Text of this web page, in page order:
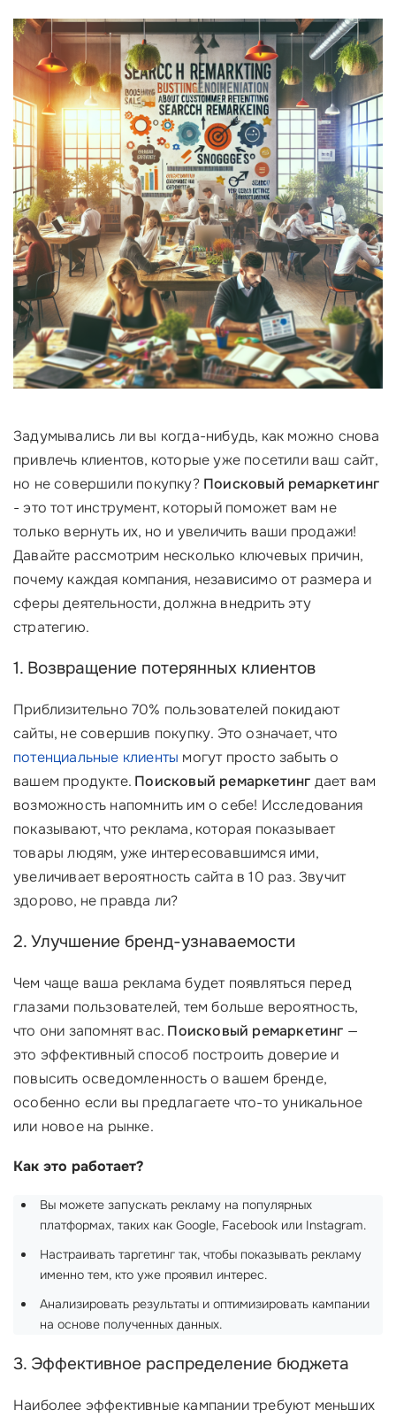
Задумывались ли вы когда-нибудь, как можно снова
привлечь клиентов, которые уже посетили ваш сайт,
но не совершили покупку? Поисковый ремаркетинг
- это тот инструмент, который поможет вам не
только вернуть их, но и увеличить ваши продажи!
Давайте рассмотрим несколько ключевых причин,
почему каждая компания, независимо от размера и
сферы деятельности, должна внедрить эту
стратегию.
1. Возвращение потерянных клиентов
Приблизительно 70% пользователей покидают
сайты, не совершив покупку. Это означает, что
потенциальные клиенты могут просто забыть о
вашем продукте. Поисковый ремаркетинг дает вам
возможность напомнить им о себе! Исследования
показывают, что реклама, которая показывает
товары людям, уже интересовавшимся ими,
увеличивает вероятность сайта в 10 раз. Звучит
здорово, не правда ли?
2. Улучшение бренд-узнаваемости
Чем чаще ваша реклама будет появляться перед
глазами пользователей, тем больше вероятность,
что они запомнят вас. Поисковый ремаркетинг —
это эффективный способ построить доверие и
повысить осведомленность о вашем бренде,
особенно если вы предлагаете что-то уникальное
или новое на рынке.
Как это работает?
Вы можете запускать рекламу на популярных
платформах, таких как Google, Facebook или Instagram.
Настраивать таргетинг так, чтобы показывать рекламу
именно тем, кто уже проявил интерес.
Анализировать результаты и оптимизировать кампании
на основе полученных данных.
3. Эффективное распределение бюджета
Наиболее эффективные кампании требуют меньших